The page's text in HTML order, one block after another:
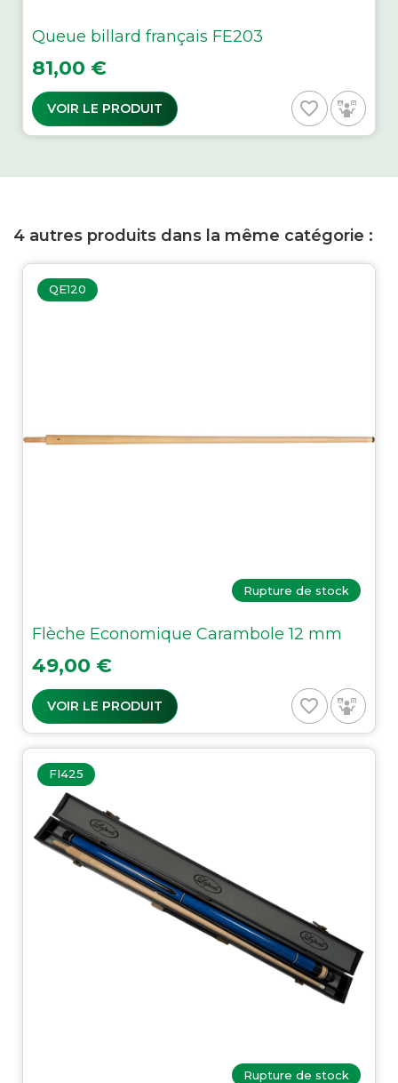
Queue billard français FE203
Prix
81,00 €
VOIR LE PRODUIT favorite_border
4 autres produits dans la même catégorie :
QE120
Rupture de stock
Flèche Economique Carambole 12 mm
Prix
49,00 €
VOIR LE PRODUIT favorite_border
FI425
Rupture de stock